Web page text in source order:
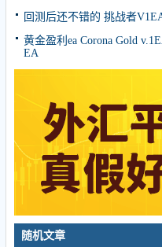
回测后还不错的 挑战者
黄金盈利ea Corona Gold
EA
随机文章